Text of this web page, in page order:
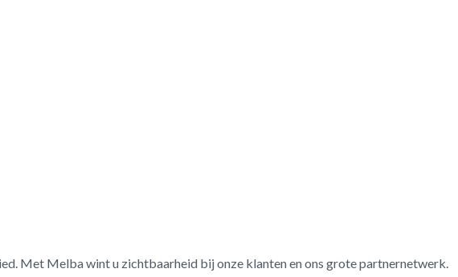
Met Melba wint u zichtbaarheid bij onze klanten en ons grote partnernetwerk.